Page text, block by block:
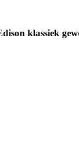
klassiek